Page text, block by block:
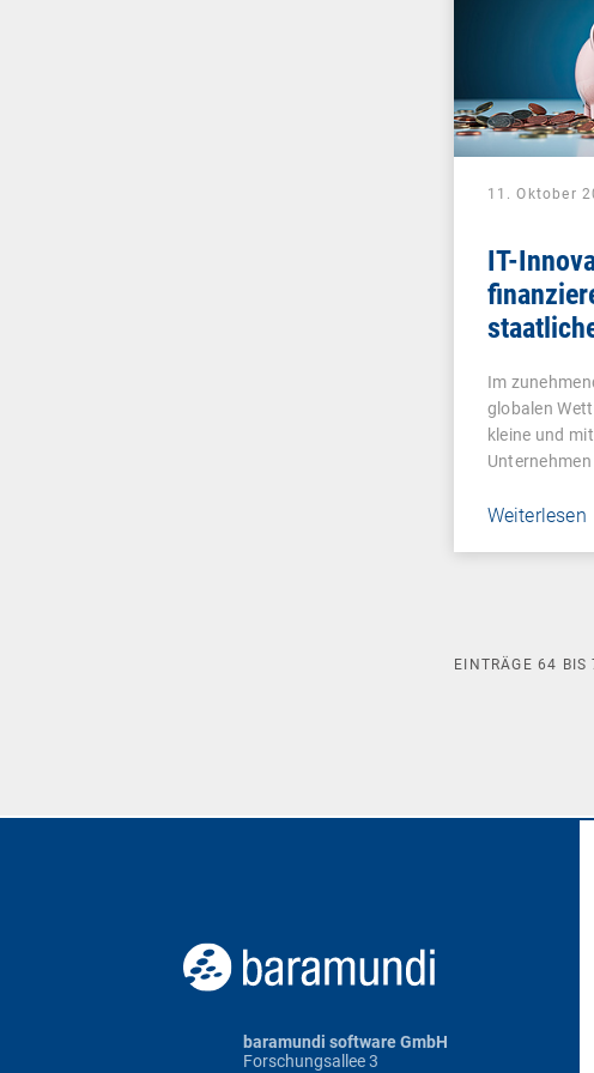
11. Oktober
IT-
Im
globalen
kleine und
Weiterlesen
EINTRÄGE 64 BIS
baramundi software GmbH
Forschungsallee 3